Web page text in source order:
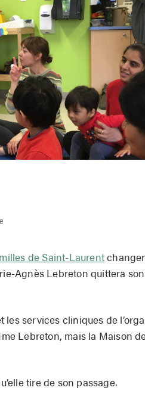
de Saint-Laurent
Agnès Lebreton quittera
les services cliniques de
Lebreton, mais la Maison
tire de son passage.